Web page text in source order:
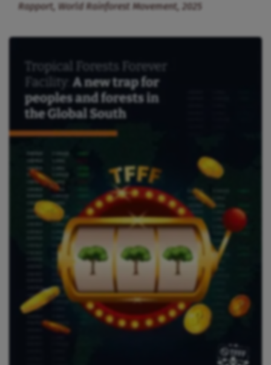
Rapport, World Rainforest Movement, 2025